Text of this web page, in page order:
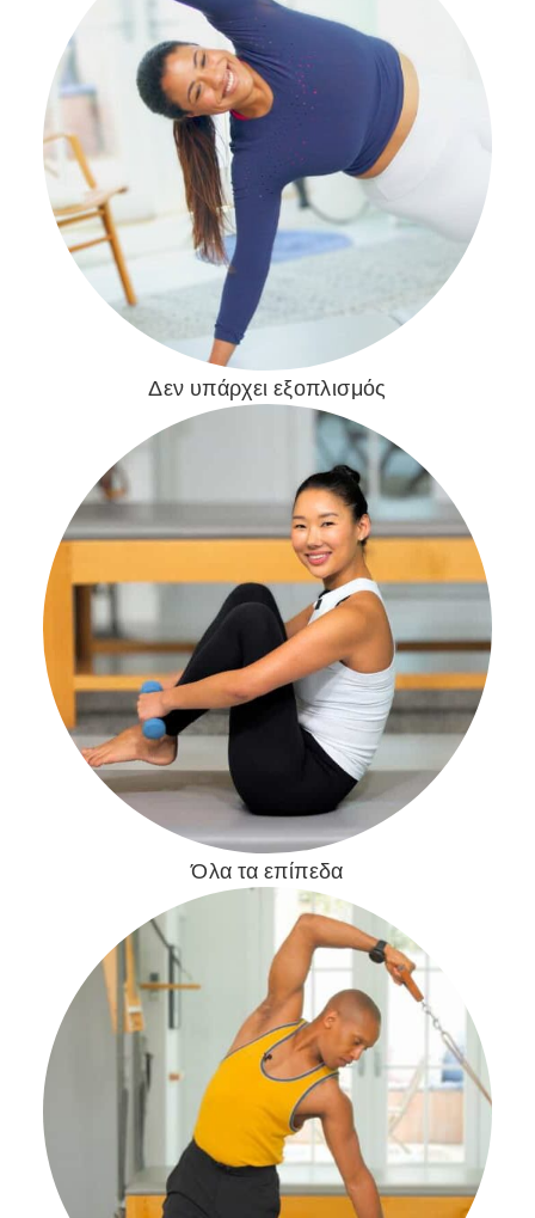
Δεν υπάρχει εξοπλισμός
Όλα τα επίπεδα